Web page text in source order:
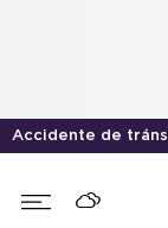
Accidente de